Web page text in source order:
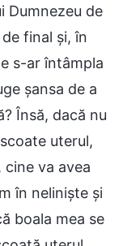
Dumnezeu de
final și, în
s-ar întâmpla
șansa de a
Însă, dacă nu
uterul,
cine va avea
în neliniște și
boala mea se